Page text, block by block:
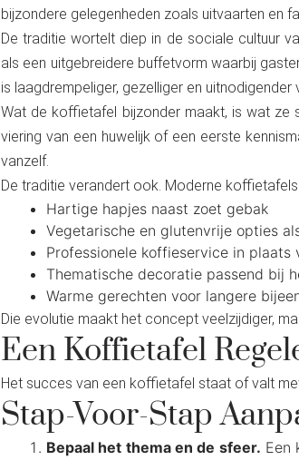
bijzondere gelegenheden zoals uitvaarten en
De traditie wortelt diep in de sociale cultuur
als een uitgebreidere buffetvorm waarbij
is laagdrempeliger, gezelliger en uitnodigender
Wat de koffietafel bijzonder maakt, is wat ze
viering van een huwelijk of een eerste
vanzelf.
De traditie verandert ook. Moderne
Hartige hapjes naast zoet gebak
Vegetarische en glutenvrije opties
Professionele koffieservice in
Thematische decoratie passend bij
Warme gerechten voor langere
Die evolutie maakt het concept veelzijdiger,
Een Koffietafel
Het succes van een koffietafel staat of valt
Stap-Voor-Stap
Bepaal het thema en de sfeer. Een